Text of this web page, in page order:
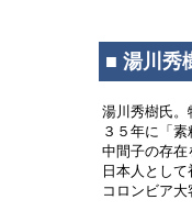
■ 湯川秀
湯川秀樹氏。
３５年に「
中間子の存在
日本人とし
コロンビア